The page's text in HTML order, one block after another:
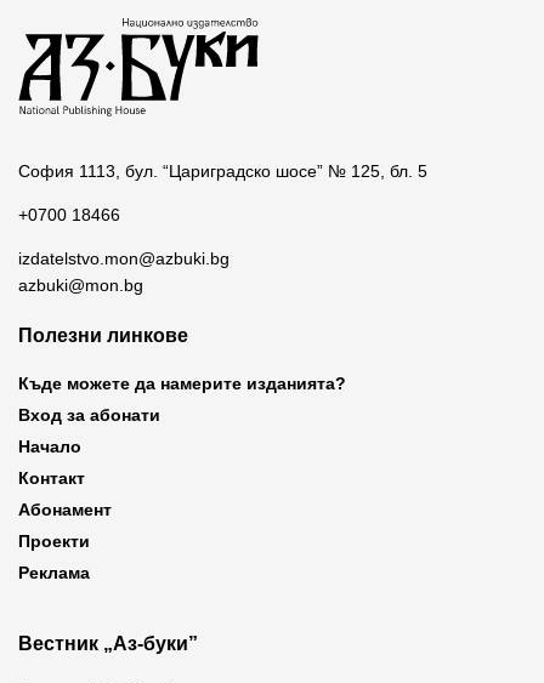
София 1113, бул. “Цариградско шосе” № 125, бл. 5
+0700 18466
izdatelstvo.mon@azbuki.bg
azbuki@mon.bg
Полезни линкове
Къде можете да намерите изданията?
Вход за абонати
Начало
Контакт
Абонамент
Проекти
Реклама
Вестник „Аз-буки”